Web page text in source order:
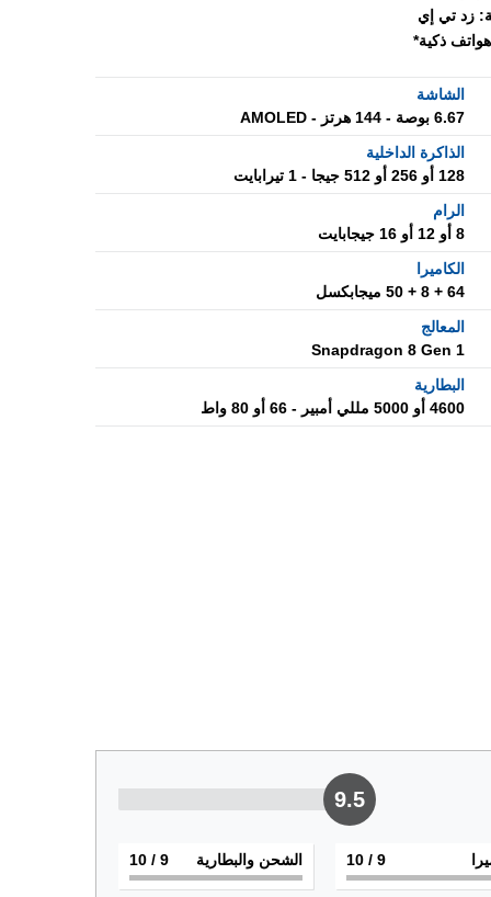
زد تي إي
هواتف ذكية*
الشاشة
6.67 بوصة - 144 هرتز - AMOLED
الذاكرة الداخلية
128 أو 256 أو 512 جيجا - 1 تيرابايت
الرام
8 أو 12 أو 16 جيجابايت
الكاميرا
64 + 8 + 50 ميجابكسل
المعالج
Snapdragon 8 Gen 1
البطارية
4600 أو 5000 مللي أمبير - 66 أو 80 واط
9.5
9
/ 10 الشحن والبطارية 9
/ 10